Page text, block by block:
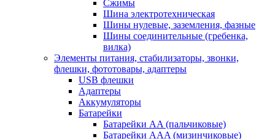
Сжимы
Шина электротехническая
Шины нулевые, заземления, фазные
Шины соединительные (гребенка,
вилка)
Элементы питания, стабилизаторы, звонки,
флешки, фототовары, адаптеры
USB флешки
Адаптеры
Аккумуляторы
Батарейки
Батарейки AA (пальчиковые)
Батарейки AAA (мизинчиковые)